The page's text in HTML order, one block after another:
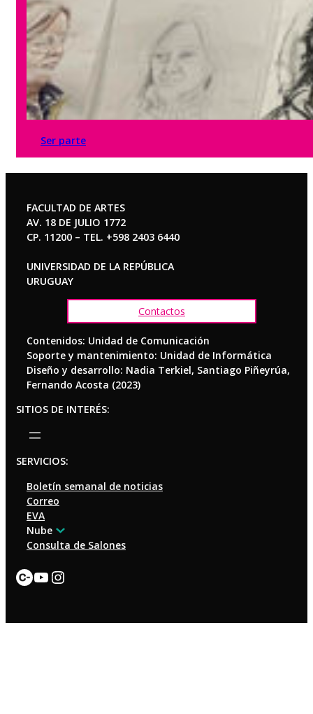
Ser parte
FACULTAD DE ARTES
AV. 18 DE JULIO 1772
CP. 11200 – TEL. +598 2403 6440
UNIVERSIDAD DE LA REPÚBLICA
URUGUAY
Contactos
Contenidos: Unidad de Comunicación
Soporte y mantenimiento: Unidad de Informática
Diseño y desarrollo: Nadia Terkiel, Santiago Piñeyrúa,
Fernando Acosta (2023)
SITIOS DE INTERÉS:
SERVICIOS:
Boletín semanal de noticias
Correo
EVA
Nube
Consulta de Salones
Enlace
YouTube
Instagram